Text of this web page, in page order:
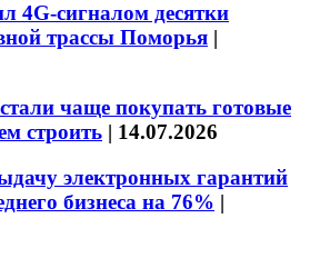
4G-сигналом десятки
трассы Поморья |
чаще покупать готовые
строить | 14.07.2026
электронных гарантий
бизнеса на 76% |